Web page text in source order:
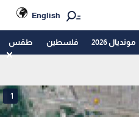
English
مونديال 2026 فلسطين طقس
1